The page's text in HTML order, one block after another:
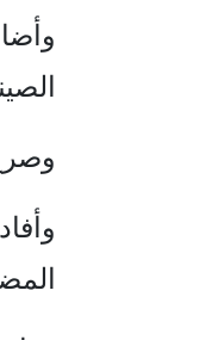
وصرح